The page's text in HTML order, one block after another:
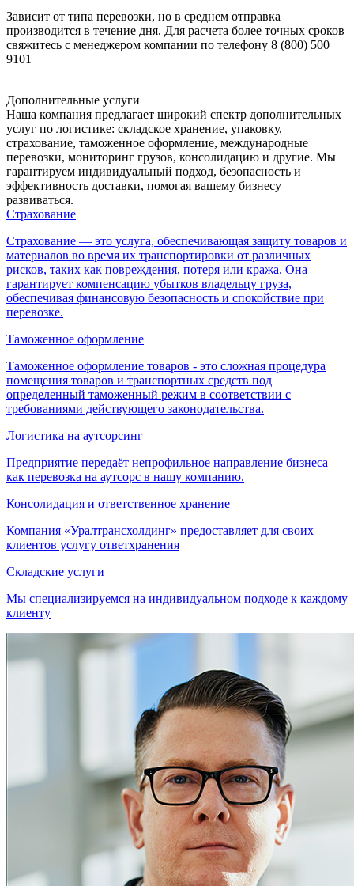
Зависит от типа перевозки, но в среднем отправка
производится в течение дня. Для расчета более точных сроков
свяжитесь с менеджером компании по телефону 8 (800) 500
9101
Дополнительные услуги
Наша компания предлагает широкий спектр дополнительных
услуг по логистике: складское хранение, упаковку,
страхование, таможенное оформление, международные
перевозки, мониторинг грузов, консолидацию и другие. Мы
гарантируем индивидуальный подход, безопасность и
эффективность доставки, помогая вашему бизнесу
развиваться.
Страхование
Страхование — это услуга, обеспечивающая защиту товаров и
материалов во время их транспортировки от различных
рисков, таких как повреждения, потеря или кража. Она
гарантирует компенсацию убытков владельцу груза,
обеспечивая финансовую безопасность и спокойствие при
перевозке.
Таможенное оформление
Таможенное оформление товаров - это сложная процедура
помещения товаров и транспортных средств под
определенный таможенный режим в соответствии с
требованиями действующего законодательства.
Логистика на аутсорсинг
Предприятие передаёт непрофильное направление бизнеса
как перевозка на аутсорс в нашу компанию.
Консолидация и ответственное хранение
Компания «Уралтрансхолдинг» предоставляет для своих
клиентов услугу ответхранения
Складские услуги
Мы специализируемся на индивидуальном подходе к каждому
клиенту